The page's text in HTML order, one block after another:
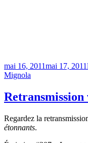
Publié
le
mai 16, 2011mai 17, 2011
Mignola
Retransmission
Regardez la
étonnants.